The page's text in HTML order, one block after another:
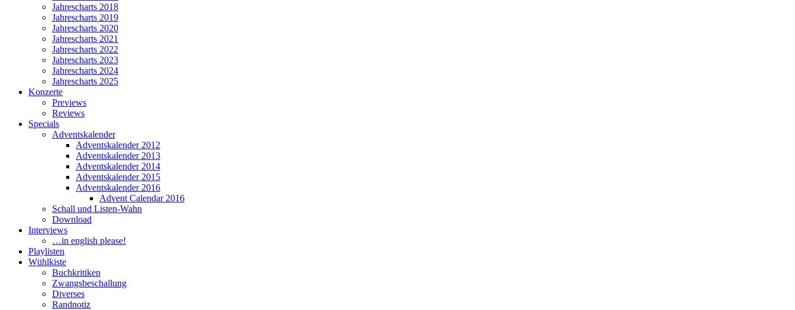
Jahrescharts 2018
Jahrescharts 2019
Jahrescharts 2020
Jahrescharts 2021
Jahrescharts 2022
Jahrescharts 2023
Jahrescharts 2024
Jahrescharts 2025
Konzerte
Previews
Reviews
Specials
Adventskalender
Adventskalender 2012
Adventskalender 2013
Adventskalender 2014
Adventskalender 2015
Adventskalender 2016
Advent Calendar 2016
Schall und Listen-Wahn
Download
Interviews
…in english please!
Playlisten
Wühlkiste
Buchkritiken
Zwangsbeschallung
Diverses
Randnotiz